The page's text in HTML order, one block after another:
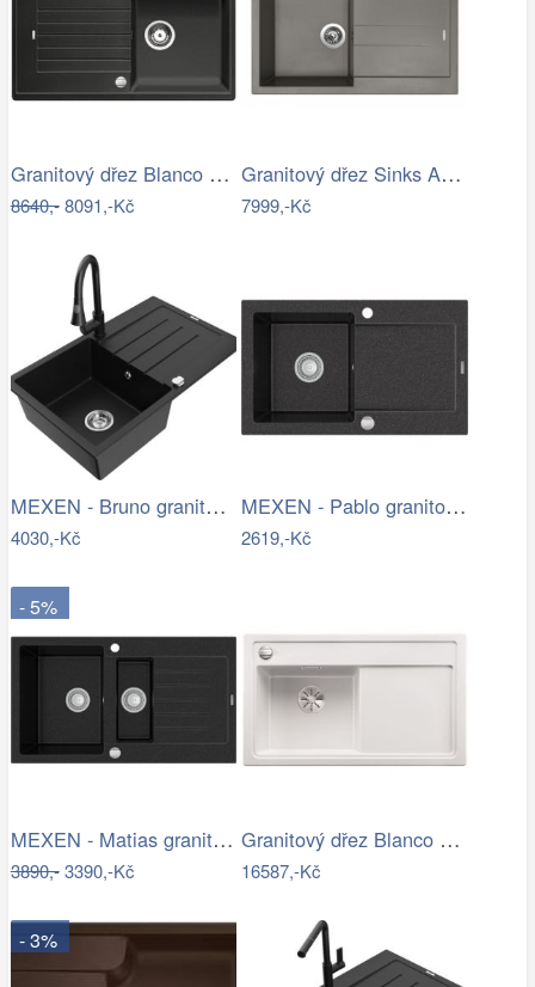
Granitový dřez Blanco ZIA 5 S antracit…
8640,-8091,-Kč
Granitový dřez Sinks AMANDA 860 Truffle
7999,-Kč
MEXEN - Bruno granitový dřez 1 s…
4030,-Kč
MEXEN - Pablo granitový dřez 1 s…
2619,-Kč
- 5%
MEXEN - Matias granitový dřez s malým…
3890,-3390,-Kč
Granitový dřez Blanco ZENAR 45 S-F…
16587,-Kč
- 3%